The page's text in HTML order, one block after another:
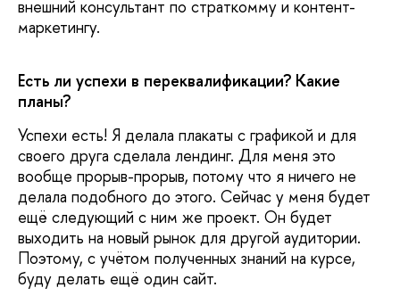
внешний консультант по страткомму и контент-
маркетингу.
Есть ли успехи в переквалификации? Какие
планы?
Успехи есть! Я делала плакаты с графикой и для
своего друга сделала лендинг. Для меня это
вообще прорыв-прорыв, потому что я ничего не
делала подобного до этого. Сейчас у меня будет
ещё следующий с ним же проект. Он будет
выходить на новый рынок для другой аудитории.
Поэтому, с учётом полученных знаний на курсе,
буду делать ещё один сайт.